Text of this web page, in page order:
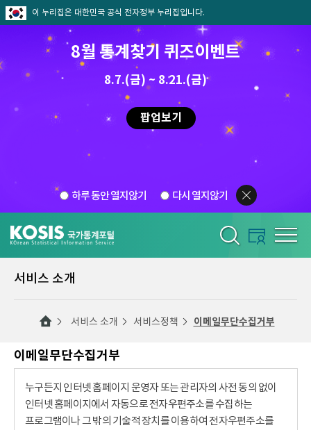
이 누리집은 대한민국 공식 전자정부 누리집입니다.
8월 통계찾기 퀴즈이벤트
8.7.(금) ~ 8.21.(금)
팝업보기
하루 동안 열지않기 다시 열지않기
서비스 소개
서비스 소개 서비스정책 이메일무단수집거부
이메일무단수집거부
누구든지 인터넷 홈페이지 운영자 또는 관리자의 사전 동의 없이
인터넷 홈페이지에서 자동으로 전자우편주소를 수집하는
프로그램이나 그 밖의 기술적 장치를 이용하여 전자우편주소를